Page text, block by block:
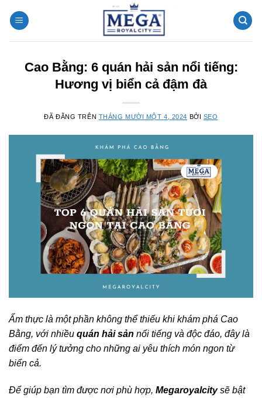
đến
Cao Bằng: 6 quán hải sản nổi tiếng:
Hương vị biển cả đậm đà
ĐÃ ĐĂNG TRÊN THÁNG MƯỜI MỘT 4, 2024 BỞI SEO
Ẩm thực là một phần không thể thiếu khi khám phá Cao
Bằng, với nhiều quán hải sản nổi tiếng và độc đáo, đây là
điểm đến lý tưởng cho những ai yêu thích món ngon từ
biển cả.
Để giúp bạn tìm được nơi phù hợp, Megaroyalcitysẽ bật